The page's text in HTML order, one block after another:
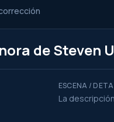
de Steven
ESCENA /
La